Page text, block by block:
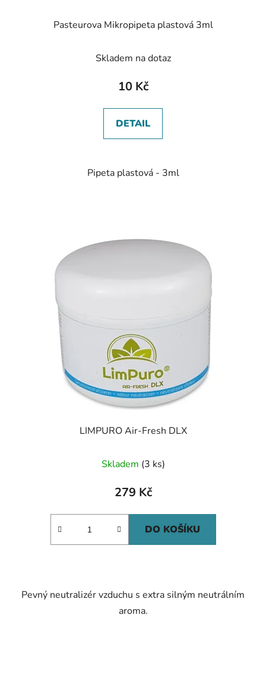
Pasteurova Mikropipeta plastová 3ml
Skladem na dotaz
10 Kč
DETAIL
Pipeta plastová - 3ml
LIMPURO Air-Fresh DLX
Skladem (3 ks)
279 Kč
DO KOŠÍKU
Pevný neutralizér vzduchu s extra silným neutrálním
aroma.